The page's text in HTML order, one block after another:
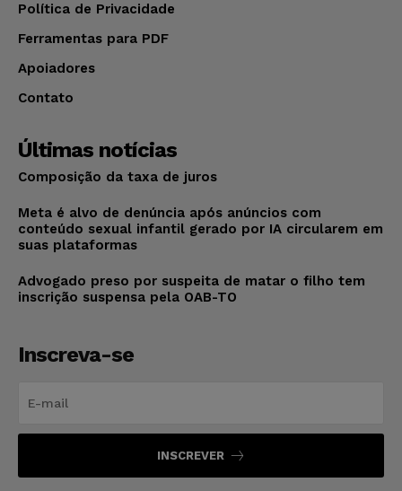
Política de Privacidade
Ferramentas para PDF
Apoiadores
Contato
Últimas notícias
Composição da taxa de juros
Meta é alvo de denúncia após anúncios com
conteúdo sexual infantil gerado por IA circularem em
suas plataformas
Advogado preso por suspeita de matar o filho tem
inscrição suspensa pela OAB-TO
Inscreva-se
INSCREVER